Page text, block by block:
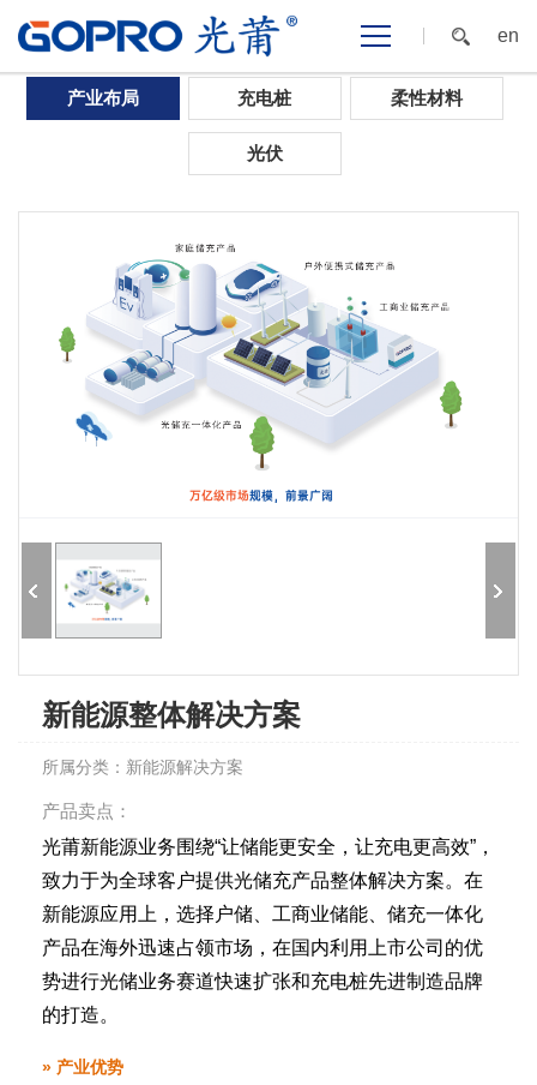
en
首页 >新能源 >产业布局 >新能源解决方案
产业布局 充电桩 柔性材料
光伏
新能源整体解决方案
所属分类：新能源解决方案
产品卖点：
光莆新能源业务围绕“让储能更安全，让充电更高效”，
致力于为全球客户提供光储充产品整体解决方案。在
新能源应用上，选择户储、工商业储能、储充一体化
产品在海外迅速占领市场，在国内利用上市公司的优
势进行光储业务赛道快速扩张和充电桩先进制造品牌
的打造。
» 产业优势